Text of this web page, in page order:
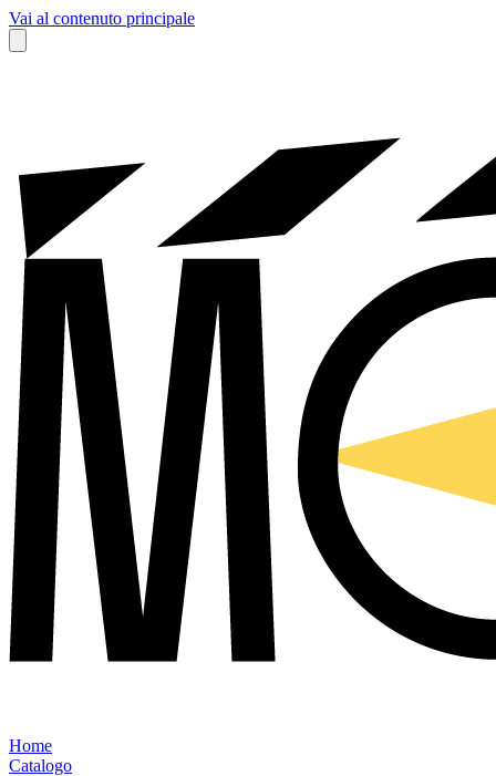
Vai al contenuto principale
Home
Catalogo